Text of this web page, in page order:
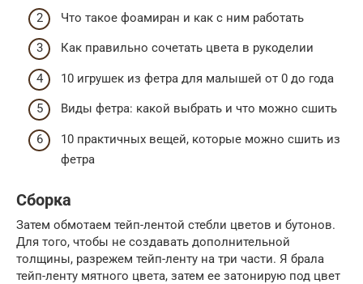
Что такое фоамиран и как с ним работать
Как правильно сочетать цвета в рукоделии
10 игрушек из фетра для малышей от 0 до года
Виды фетра: какой выбрать и что можно сшить
10 практичных вещей, которые можно сшить из
фетра
Сборка
Затем обмотаем тейп-лентой стебли цветов и бутонов.
Для того, чтобы не создавать дополнительной
толщины, разрежем тейп-ленту на три части. Я брала
тейп-ленту мятного цвета, затем ее затонирую под цвет